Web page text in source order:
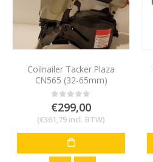
Coilnailer Tacker Plaza
CN565 (32-65mm)
0out of 5
€299,00
(€361,79 incl. BTW)